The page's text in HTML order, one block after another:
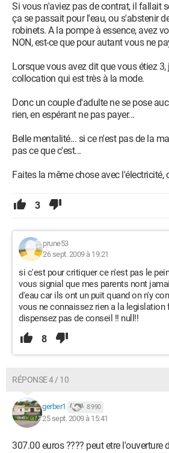
Si vous n'aviez pas de contrat, il fallait
ça se passait pour l'eau, ou s'abstenir
robinets. A la pompe à essence, avez
NON, est-ce que pour autant vous ne
Lorsque vous avez dit que vous étiez 3,
collocation qui est très à la mode.
Donc un couple d'adulte ne se pose
rien, en espérant ne pas payer...
Belle mentalité... si ce n'est pas de la
pas ce que c'est...
Faites la même chose avec l'électricité,
3
prune53
26 sept. 2009 à 19:21
si c'est pour critiquer ce n'est pas le
vous signial que mes parents nont
d'eau car ils ont un puit quand on n'y
vous ne connaissez rien a la legislation
dispensez pas de conseil !! null!!
8
RÉPONSE 4 / 10
gerber1 8 990
25 sept. 2009 à 15:41
307.00 euros ???? peut etre l'ouverture